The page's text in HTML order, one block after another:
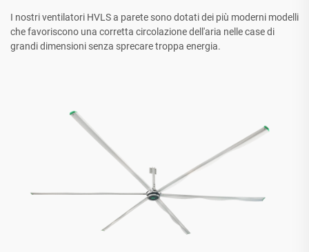
I nostri ventilatori HVLS a parete sono dotati dei più moderni modelli
che favoriscono una corretta circolazione dell'aria nelle case di
grandi dimensioni senza sprecare troppa energia.